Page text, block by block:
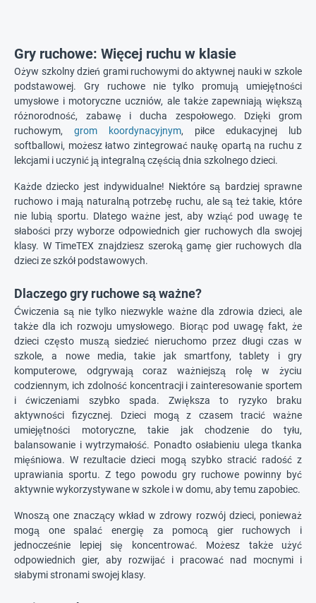
Gry ruchowe: Więcej ruchu w klasie
Ożyw szkolny dzień grami ruchowymi do aktywnej nauki w szkole
podstawowej. Gry ruchowe nie tylko promują umiejętności
umysłowe i motoryczne uczniów, ale także zapewniają większą
różnorodność, zabawę i ducha zespołowego. Dzięki grom
ruchowym, grom koordynacyjnym, piłce edukacyjnej lub
softballowi, możesz łatwo zintegrować naukę opartą na ruchu z
lekcjami i uczynić ją integralną częścią dnia szkolnego dzieci.
Każde dziecko jest indywidualne! Niektóre są bardziej sprawne
ruchowo i mają naturalną potrzebę ruchu, ale są też takie, które
nie lubią sportu. Dlatego ważne jest, aby wziąć pod uwagę te
słabości przy wyborze odpowiednich gier ruchowych dla swojej
klasy. W TimeTEX znajdziesz szeroką gamę gier ruchowych dla
dzieci ze szkół podstawowych.
Dlaczego gry ruchowe są ważne?
Ćwiczenia są nie tylko niezwykle ważne dla zdrowia dzieci, ale
także dla ich rozwoju umysłowego. Biorąc pod uwagę fakt, że
dzieci często muszą siedzieć nieruchomo przez długi czas w
szkole, a nowe media, takie jak smartfony, tablety i gry
komputerowe, odgrywają coraz ważniejszą rolę w życiu
codziennym, ich zdolność koncentracji i zainteresowanie sportem
i ćwiczeniami szybko spada. Zwiększa to ryzyko braku
aktywności fizycznej. Dzieci mogą z czasem tracić ważne
umiejętności motoryczne, takie jak chodzenie do tyłu,
balansowanie i wytrzymałość. Ponadto osłabieniu ulega tkanka
mięśniowa. W rezultacie dzieci mogą szybko stracić radość z
uprawiania sportu. Z tego powodu gry ruchowe powinny być
aktywnie wykorzystywane w szkole i w domu, aby temu zapobiec.
Wnoszą one znaczący wkład w zdrowy rozwój dzieci, ponieważ
mogą one spalać energię za pomocą gier ruchowych i
jednocześnie lepiej się koncentrować. Możesz także użyć
odpowiednich gier, aby rozwijać i pracować nad mocnymi i
słabymi stronami swojej klasy.